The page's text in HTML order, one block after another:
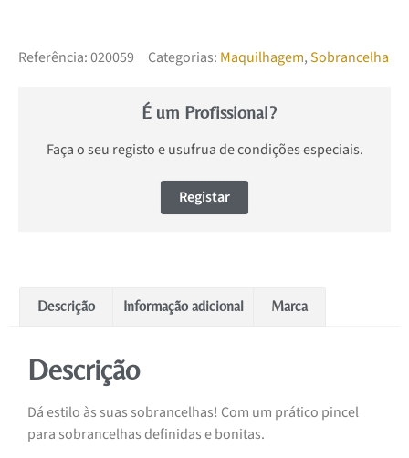
Referência:020059 Categorias: Maquilhagem,Sobrancelha
É um Profissional?
Faça o seu registo e usufrua de condições especiais.
Registar
Descrição Informação adicional Marca
Descrição
Dá estilo às suas sobrancelhas! Com um prático pincel
para sobrancelhas definidas e bonitas.